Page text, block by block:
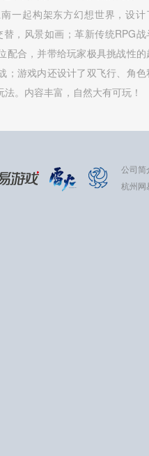
一起构架东方幻想世界，设计
，风景如画；革新传统RPG战
配合，并带给玩家极具挑战性的
；游戏内还设计了双飞行、角色
。内容丰富，自然大有可玩！
公司简
杭州